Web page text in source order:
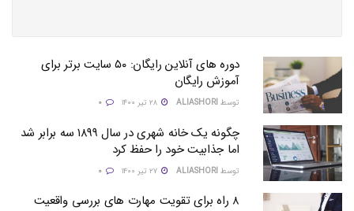
دوره های آنلاین رایگان: ۵۰ سایت برتر برای
آموزش رایگان
توسط ALIASHORI
چگونه یک خانه شهری در سال ۱۸۹۹ سه برابر شد
اما جذابیت خود را حفظ کرد
توسط ALIASHORI
۸ راه برای تقویت مهارت های بررسی واقعیت